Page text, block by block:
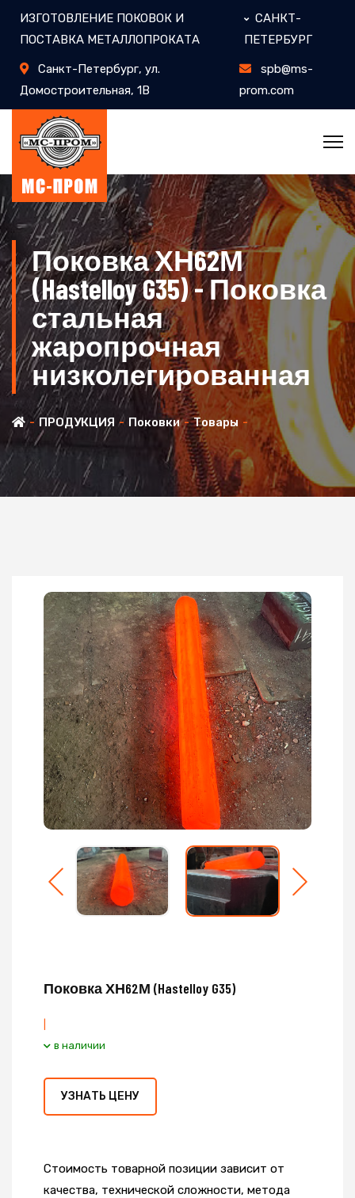
ИЗГОТОВЛЕНИЕ ПОКОВОК И
ПОСТАВКА МЕТАЛЛОПРОКАТА
САНКТ-
ПЕТЕРБУРГ
Санкт-Петербург, ул.
Домостроительная, 1В
spb@ms-
prom.com
Поковка ХН62М
(Hastelloy G35) - Поковка
стальная
жаропрочная
низколегированная
ПРОДУКЦИЯ Поковки Товары
Поковка ХН62М (Hastelloy G35)
в наличии
УЗНАТЬ ЦЕНУ
Стоимость товарной позиции зависит от
качества, технической сложности, метода